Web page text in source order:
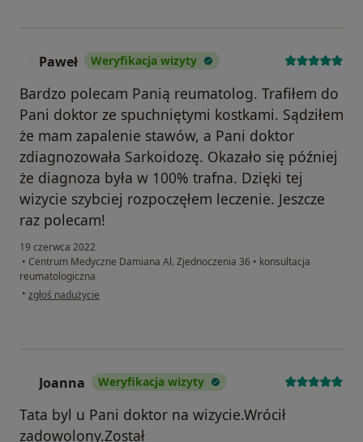
Paweł Weryfikacja wizyty
Bardzo polecam Panią reumatolog. Trafiłem do
Pani doktor ze spuchniętymi kostkami. Sądziłem
że mam zapalenie stawów, a Pani doktor
zdiagnozowała Sarkoidozę. Okazało się później
że diagnoza była w 100% trafna. Dzięki tej
wizycie szybciej rozpoczęłem leczenie. Jeszcze
raz polecam!
19 czerwca 2022
• Centrum Medyczne Damiana Al. Zjednoczenia 36 • konsultacja
reumatologiczna
• w opinii użytkownika Paweł
zgłoś nadużycie
Joanna Weryfikacja wizyty
Tata byl u Pani doktor na wizycie.Wrócił
zadowolony.Został